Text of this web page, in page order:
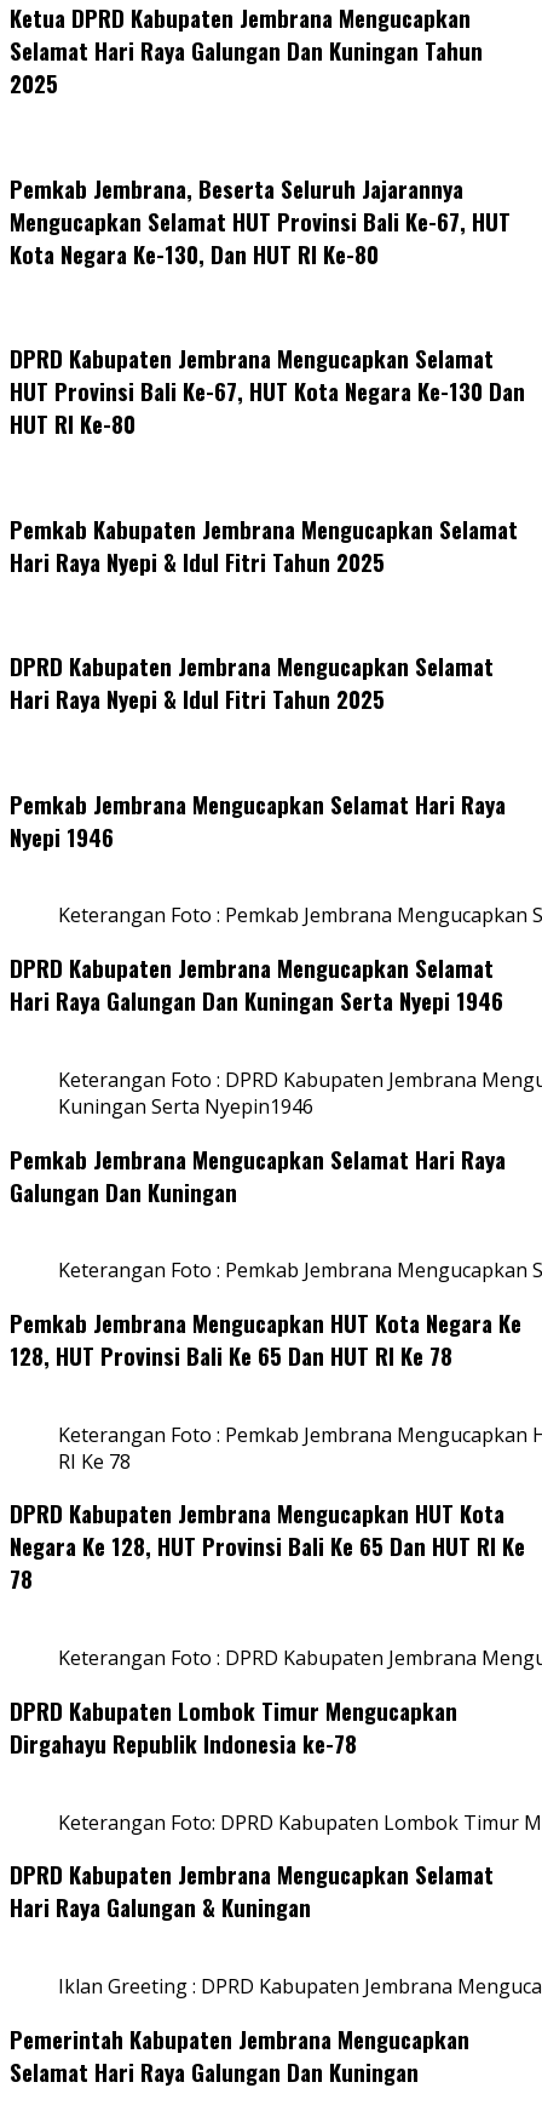
Ketua DPRD Kabupaten Jembrana Mengucapkan
Selamat Hari Raya Galungan Dan Kuningan Tahun
2025
Pemkab Jembrana, Beserta Seluruh Jajarannya
Mengucapkan Selamat HUT Provinsi Bali Ke-67, HUT
Kota Negara Ke-130, Dan HUT RI Ke-80
DPRD Kabupaten Jembrana Mengucapkan Selamat
HUT Provinsi Bali Ke-67, HUT Kota Negara Ke-130 Dan
HUT RI Ke-80
Pemkab Kabupaten Jembrana Mengucapkan Selamat
Hari Raya Nyepi & Idul Fitri Tahun 2025
DPRD Kabupaten Jembrana Mengucapkan Selamat
Hari Raya Nyepi & Idul Fitri Tahun 2025
Pemkab Jembrana Mengucapkan Selamat Hari Raya
Nyepi 1946
Keterangan Foto : Pemkab Jembrana Mengucapkan
DPRD Kabupaten Jembrana Mengucapkan Selamat
Hari Raya Galungan Dan Kuningan Serta Nyepi 1946
Keterangan Foto : DPRD Kabupaten Jembrana
Kuningan Serta Nyepin1946
Pemkab Jembrana Mengucapkan Selamat Hari Raya
Galungan Dan Kuningan
Keterangan Foto : Pemkab Jembrana Mengucapkan
Pemkab Jembrana Mengucapkan HUT Kota Negara Ke
128, HUT Provinsi Bali Ke 65 Dan HUT RI Ke 78
Keterangan Foto : Pemkab Jembrana Mengucapkan
RI Ke 78
DPRD Kabupaten Jembrana Mengucapkan HUT Kota
Negara Ke 128, HUT Provinsi Bali Ke 65 Dan HUT RI Ke
78
Keterangan Foto : DPRD Kabupaten Jembrana
DPRD Kabupaten Lombok Timur Mengucapkan
Dirgahayu Republik Indonesia ke-78
Keterangan Foto: DPRD Kabupaten Lombok Timur
DPRD Kabupaten Jembrana Mengucapkan Selamat
Hari Raya Galungan & Kuningan
Iklan Greeting : DPRD Kabupaten Jembrana
Pemerintah Kabupaten Jembrana Mengucapkan
Selamat Hari Raya Galungan Dan Kuningan